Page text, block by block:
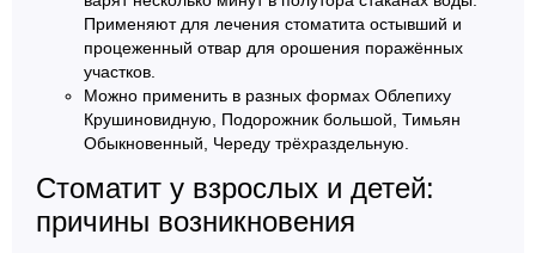
Применяют для лечения стоматита остывший и
процеженный отвар для орошения поражённых
участков.
Можно применить в разных формах Облепиху
Крушиновидную, Подорожник большой, Тимьян
Обыкновенный, Череду трёхраздельную.
Стоматит у взрослых и детей:
причины возникновения